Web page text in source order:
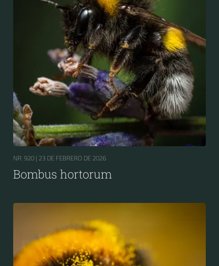
NR. 920 | 23 DE FEBRERO DE 2026
Bombus hortorum